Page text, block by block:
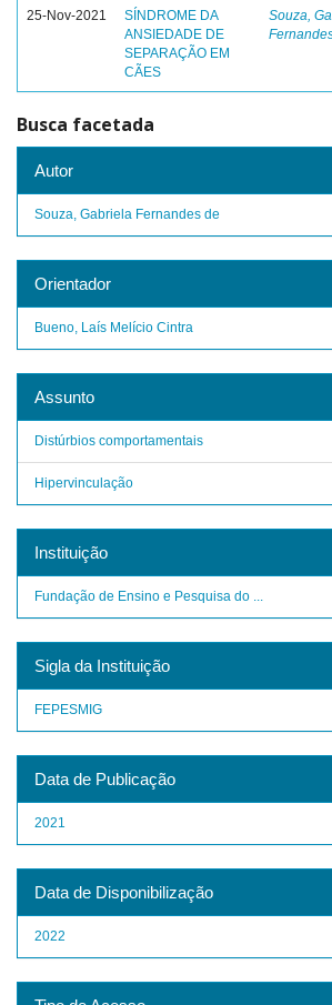
25-Nov-2021
SÍNDROME DA
ANSIEDADE DE
SEPARAÇÃO EM
CÃES
Souza,
Busca facetada
Autor
Souza, Gabriela Fernandes de
Orientador
Bueno, Laís Melício Cintra
Assunto
Distúrbios comportamentais
Hipervinculação
Instituição
Fundação de Ensino e Pesquisa do ...
Sigla da Instituição
FEPESMIG
Data de Publicação
2021
Data de Disponibilização
2022